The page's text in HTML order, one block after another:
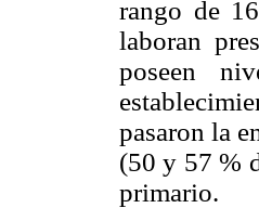
rango de
laboran
poseen
pasaron la
(50 y 57 %
primario.